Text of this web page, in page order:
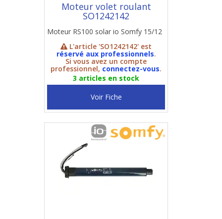
Moteur volet roulant
SO1242142
Moteur RS100 solar io Somfy 15/12
L'article 'SO1242142' est
réservé aux professionnels.
Si vous avez un compte
professionnel, connectez-vous.
3 articles en stock
Voir Fiche